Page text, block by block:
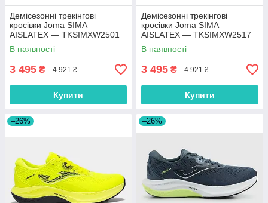
Демісезонні трекінгові
кросівки Joma SIMA
AISLATEX — TKSIMXW2501
В наявності
3 495 ₴ 4 921 ₴
Купити
Демісезонні трекінгові
кросівки Joma SIMA
AISLATEX — TKSIMXW2517
В наявності
3 495 ₴ 4 921 ₴
Купити
–26% –26%